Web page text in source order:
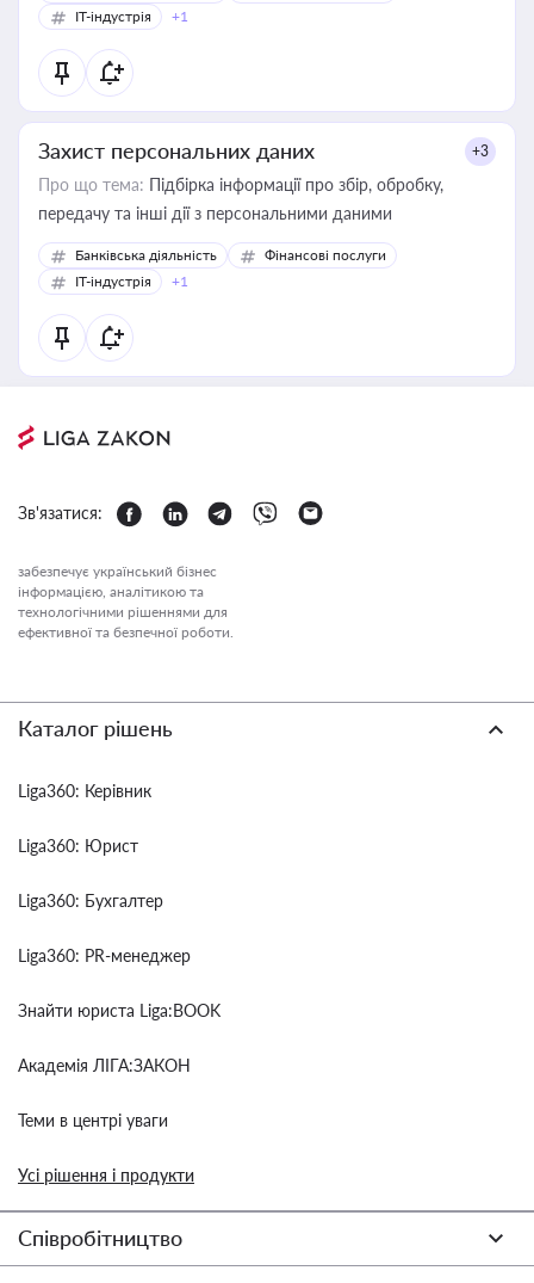
IT-індустрія
+1
Захист персональних даних +3
Про що тема: Підбірка інформації про збір, обробку,
передачу та інші дії з персональними даними
Банківська діяльність
Фінансові послуги
IT-індустрія
+1
Зв'язатися:
забезпечує український бізнес
інформацією, аналітикою та
технологічними рішеннями для
ефективної та безпечної роботи.
Каталог рішень
Liga360: Керівник
Liga360: Юрист
Liga360: Бухгалтер
Liga360: PR-менеджер
Знайти юриста Liga:BOOK
Академія ЛІГА:ЗАКОН
Теми в центрі уваги
Усі рішення і продукти
Співробітництво